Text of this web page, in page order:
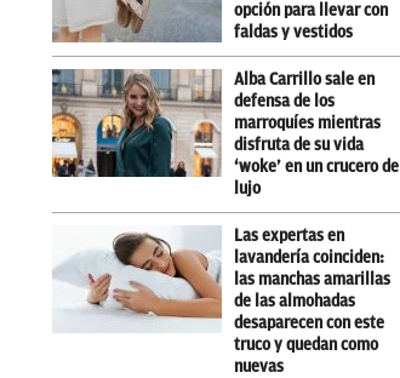
opción para llevar con
faldas y vestidos
Alba Carrillo sale en
defensa de los
marroquíes mientras
disfruta de su vida
‘woke’ en un crucero de
lujo
Las expertas en
lavandería coinciden:
las manchas amarillas
de las almohadas
desaparecen con este
truco y quedan como
nuevas